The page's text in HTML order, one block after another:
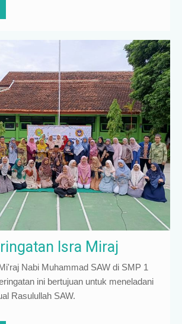
Isra Miraj
Nabi Muhammad SAW di SMP 1
ini bertujuan untuk meneladani
Rasulullah SAW.